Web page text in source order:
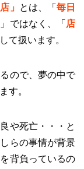
」 とは、「 毎日
」ではなく、「 店
て扱います。
ので、夢の中で
す。
や死亡・・・と
らの事情が背景
背負っているの